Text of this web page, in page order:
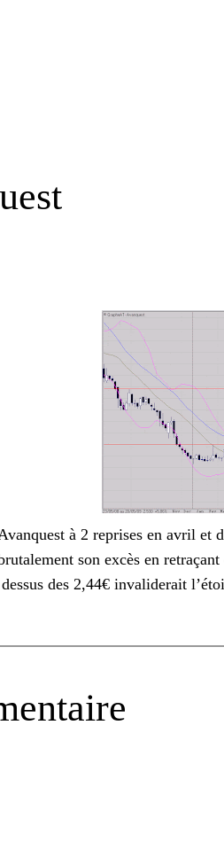
à 2 reprises en avril et
son excès en
des 2,44€ invaliderait